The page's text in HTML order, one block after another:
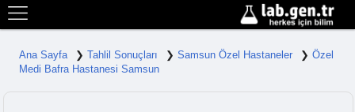
Ana Sayfa Tahlil Sonuçları Samsun Özel Hastaneler
Özel
Medi Bafra Hastanesi Samsun